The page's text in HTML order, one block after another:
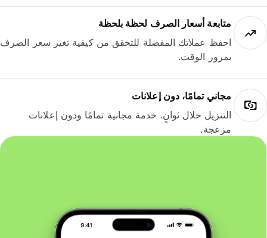
متابعة أسعار الصرف لحظة بلحظة
احفظ عملاتك المفضلة للتحقق من كيفية تغير سعر الصرف
بمرور الوقت.
مجاني تمامًا، دون إعلانات
التنزيل خلال ثوانٍ. خدمة مجانية تمامًا ودون إعلانات
مزعجة.